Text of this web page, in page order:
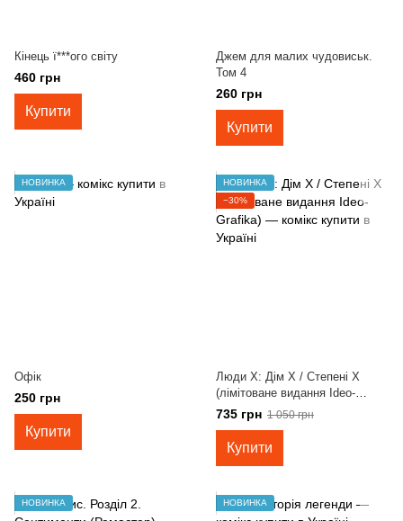
Кінець ї***ого світу
460 грн
Купити
Джем для малих чудовиськ.
Том 4
260 грн
Купити
НОВИНКА
Офік
250 грн
Купити
НОВИНКА
−30%
Люди Х: Дім Х / Степені Х
(лімітоване видання Ideo-
Grafika)
735 грн 1 050 грн
Купити
НОВИНКА НОВИНКА